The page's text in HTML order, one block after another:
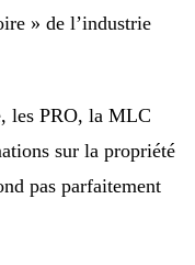
» de l’industrie
les PRO, la MLC
sur la propriété
pas parfaitement